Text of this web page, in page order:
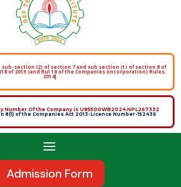
sub-section (2) of section 7 and sub section (1) of section 8 of
of 2013 )and Rul 18 of the Companies (incorporation) Rules,
2014]
Number Of the Company is U85500WB2024 NPL267332
8(1) of the Companies Act 2013-Licence Number-152436
Admission Form